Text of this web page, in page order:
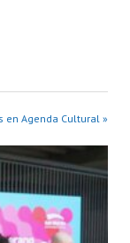
en Agenda Cultural »